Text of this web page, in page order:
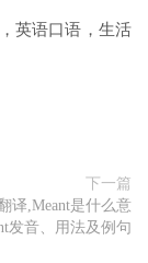
英语口语，生活
下一篇
译,Meant是什么意
发音、用法及例句